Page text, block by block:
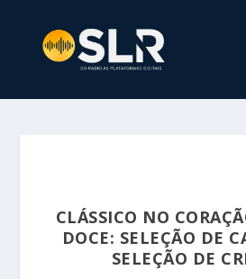
CLÁSSICO NO
DOCE: SELEÇÃO DE
SELEÇÃO DE